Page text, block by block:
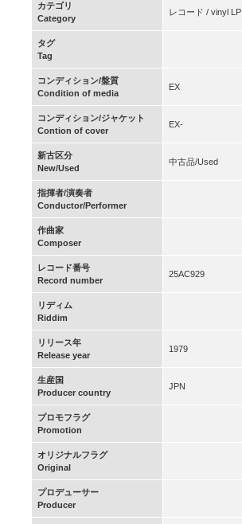
カテゴリ
Category
レコード / vinyl LP
タグ
Tag
コンディション/盤質
Condition of media
EX
コンディション/ジャケット
Contion of cover
EX-
新古区分
New/Used
中古品/Used
指揮者/演奏者
Conductor/Performer
作曲家
Composer
レコード番号
Record number
25AC929
リディム
Riddim
リリース年
Release year
1979
生産国
Producer country
JPN
プロモフラグ
Promotion
オリジナルフラグ
Original
プロデューサー
Producer